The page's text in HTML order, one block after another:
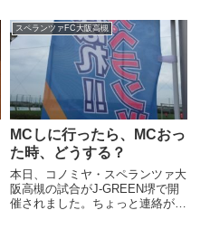
スペランツァFC大阪高槻
MCしに行ったら、MCおっ
た時、どうする？
本日、コノミヤ・スペランツァ大
阪高槻の試合がJ-GREEN堺で開
催されました。ちょっと連絡がな